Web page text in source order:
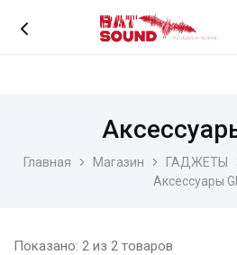
+7 (978) 7978 250
Главная Магазин ГАДЖЕТЫ
Аксессуары
Показано: 2 из 2 товаров